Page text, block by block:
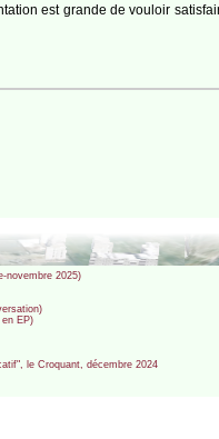
est grande de vouloir
novembre 2025)
EP)
le Croquant, décembre 2024